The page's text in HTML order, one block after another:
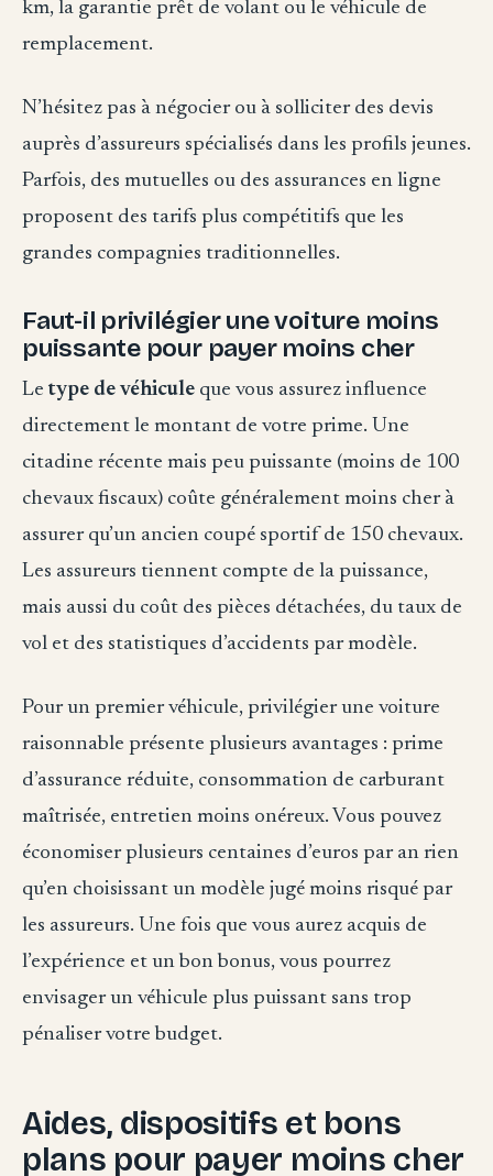
km, la garantie prêt de volant ou le véhicule de
remplacement.
N’hésitez pas à négocier ou à solliciter des devis
auprès d’assureurs spécialisés dans les profils jeunes.
Parfois, des mutuelles ou des assurances en ligne
proposent des tarifs plus compétitifs que les
grandes compagnies traditionnelles.
Faut-il privilégier une voiture moins
puissante pour payer moins cher
Le type de véhicule que vous assurez influence
directement le montant de votre prime. Une
citadine récente mais peu puissante (moins de 100
chevaux fiscaux) coûte généralement moins cher à
assurer qu’un ancien coupé sportif de 150 chevaux.
Les assureurs tiennent compte de la puissance,
mais aussi du coût des pièces détachées, du taux de
vol et des statistiques d’accidents par modèle.
Pour un premier véhicule, privilégier une voiture
raisonnable présente plusieurs avantages : prime
d’assurance réduite, consommation de carburant
maîtrisée, entretien moins onéreux. Vous pouvez
économiser plusieurs centaines d’euros par an rien
qu’en choisissant un modèle jugé moins risqué par
les assureurs. Une fois que vous aurez acquis de
l’expérience et un bon bonus, vous pourrez
envisager un véhicule plus puissant sans trop
pénaliser votre budget.
Aides, dispositifs et bons
plans pour payer moins cher